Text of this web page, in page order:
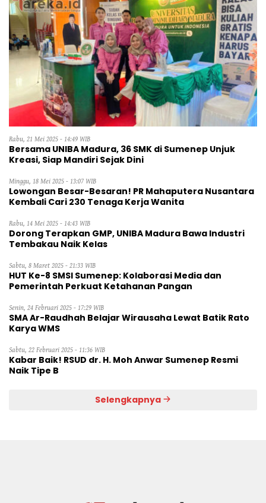
Rabu, 21 Mei 2025 - 14:49 WIB
Bersama UNIBA Madura, 36 SMK di Sumenep Unjuk
Kreasi, Siap Mandiri Sejak Dini
Minggu, 18 Mei 2025 - 13:07 WIB
Lowongan Besar-Besaran! PR Mahaputera Nusantara
Kembali Cari 230 Tenaga Kerja Wanita
Rabu, 14 Mei 2025 - 14:43 WIB
Dorong Terapkan GMP, UNIBA Madura Bawa Industri
Tembakau Naik Kelas
Sabtu, 8 Maret 2025 - 21:33 WIB
HUT Ke-8 SMSI Sumenep: Kolaborasi Media dan
Pemerintah Perkuat Ketahanan Pangan
Senin, 24 Februari 2025 - 17:29 WIB
SMA Ar-Raudhah Belajar Wirausaha Lewat Batik Rato
Karya WMS
Sabtu, 22 Februari 2025 - 11:36 WIB
Kabar Baik! RSUD dr. H. Moh Anwar Sumenep Resmi
Naik Tipe B
Selengkapnya